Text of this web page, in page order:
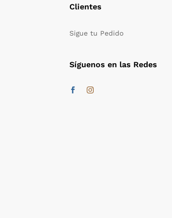
Clientes
Sigue tu Pedido
Síguenos en las Redes